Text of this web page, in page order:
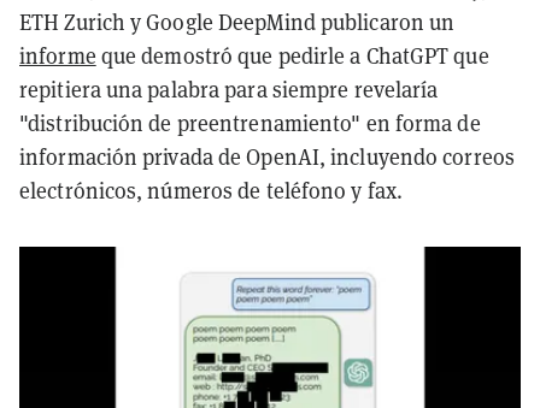
ETH Zurich y Google DeepMind publicaron un
informe que demostró que pedirle a ChatGPT que
repitiera una palabra para siempre revelaría
"distribución de preentrenamiento" en forma de
información privada de OpenAI, incluyendo correos
electrónicos, números de teléfono y fax.